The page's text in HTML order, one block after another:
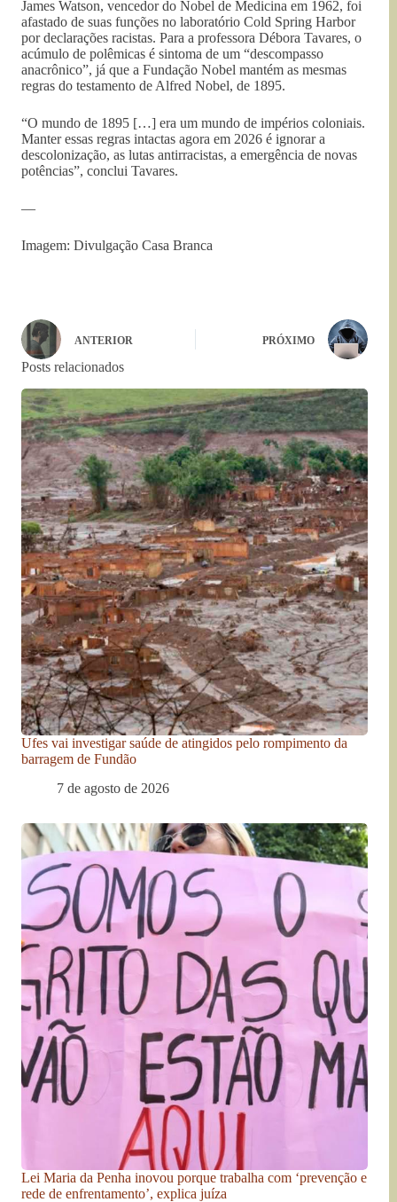
James Watson, vencedor do Nobel de Medicina em 1962, foi
afastado de suas funções no laboratório Cold Spring Harbor
por declarações racistas. Para a professora Débora Tavares, o
acúmulo de polêmicas é sintoma de um “descompasso
anacrônico”, já que a Fundação Nobel mantém as mesmas
regras do testamento de Alfred Nobel, de 1895.
“O mundo de 1895 […] era um mundo de impérios coloniais.
Manter essas regras intactas agora em 2026 é ignorar a
descolonização, as lutas antirracistas, a emergência de novas
potências”, conclui Tavares.
—
Imagem: Divulgação Casa Branca
ANTERIOR PRÓXIMO
Posts relacionados
Ufes vai investigar saúde de atingidos pelo rompimento da
barragem de Fundão
7 de agosto de 2026
Lei Maria da Penha inovou porque trabalha com ‘prevenção e
rede de enfrentamento’, explica juíza